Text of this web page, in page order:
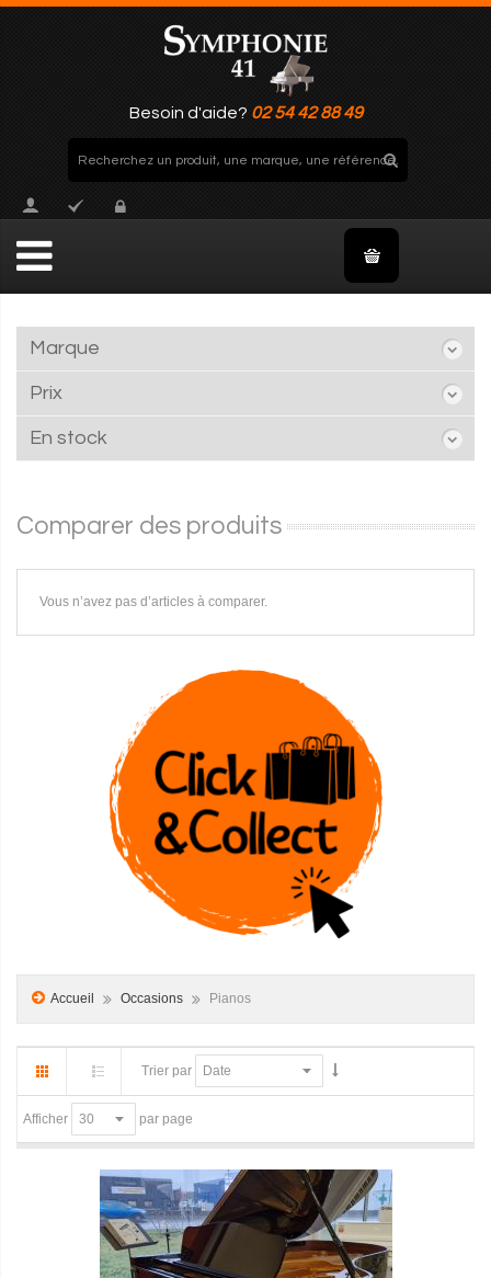
Besoin d'aide? 02 54 42 88 49
Marque
Prix
En stock
Comparer des produits
Vous n’avez pas d’articles à comparer.
Accueil Occasions Pianos
Trier par
Afficher par page